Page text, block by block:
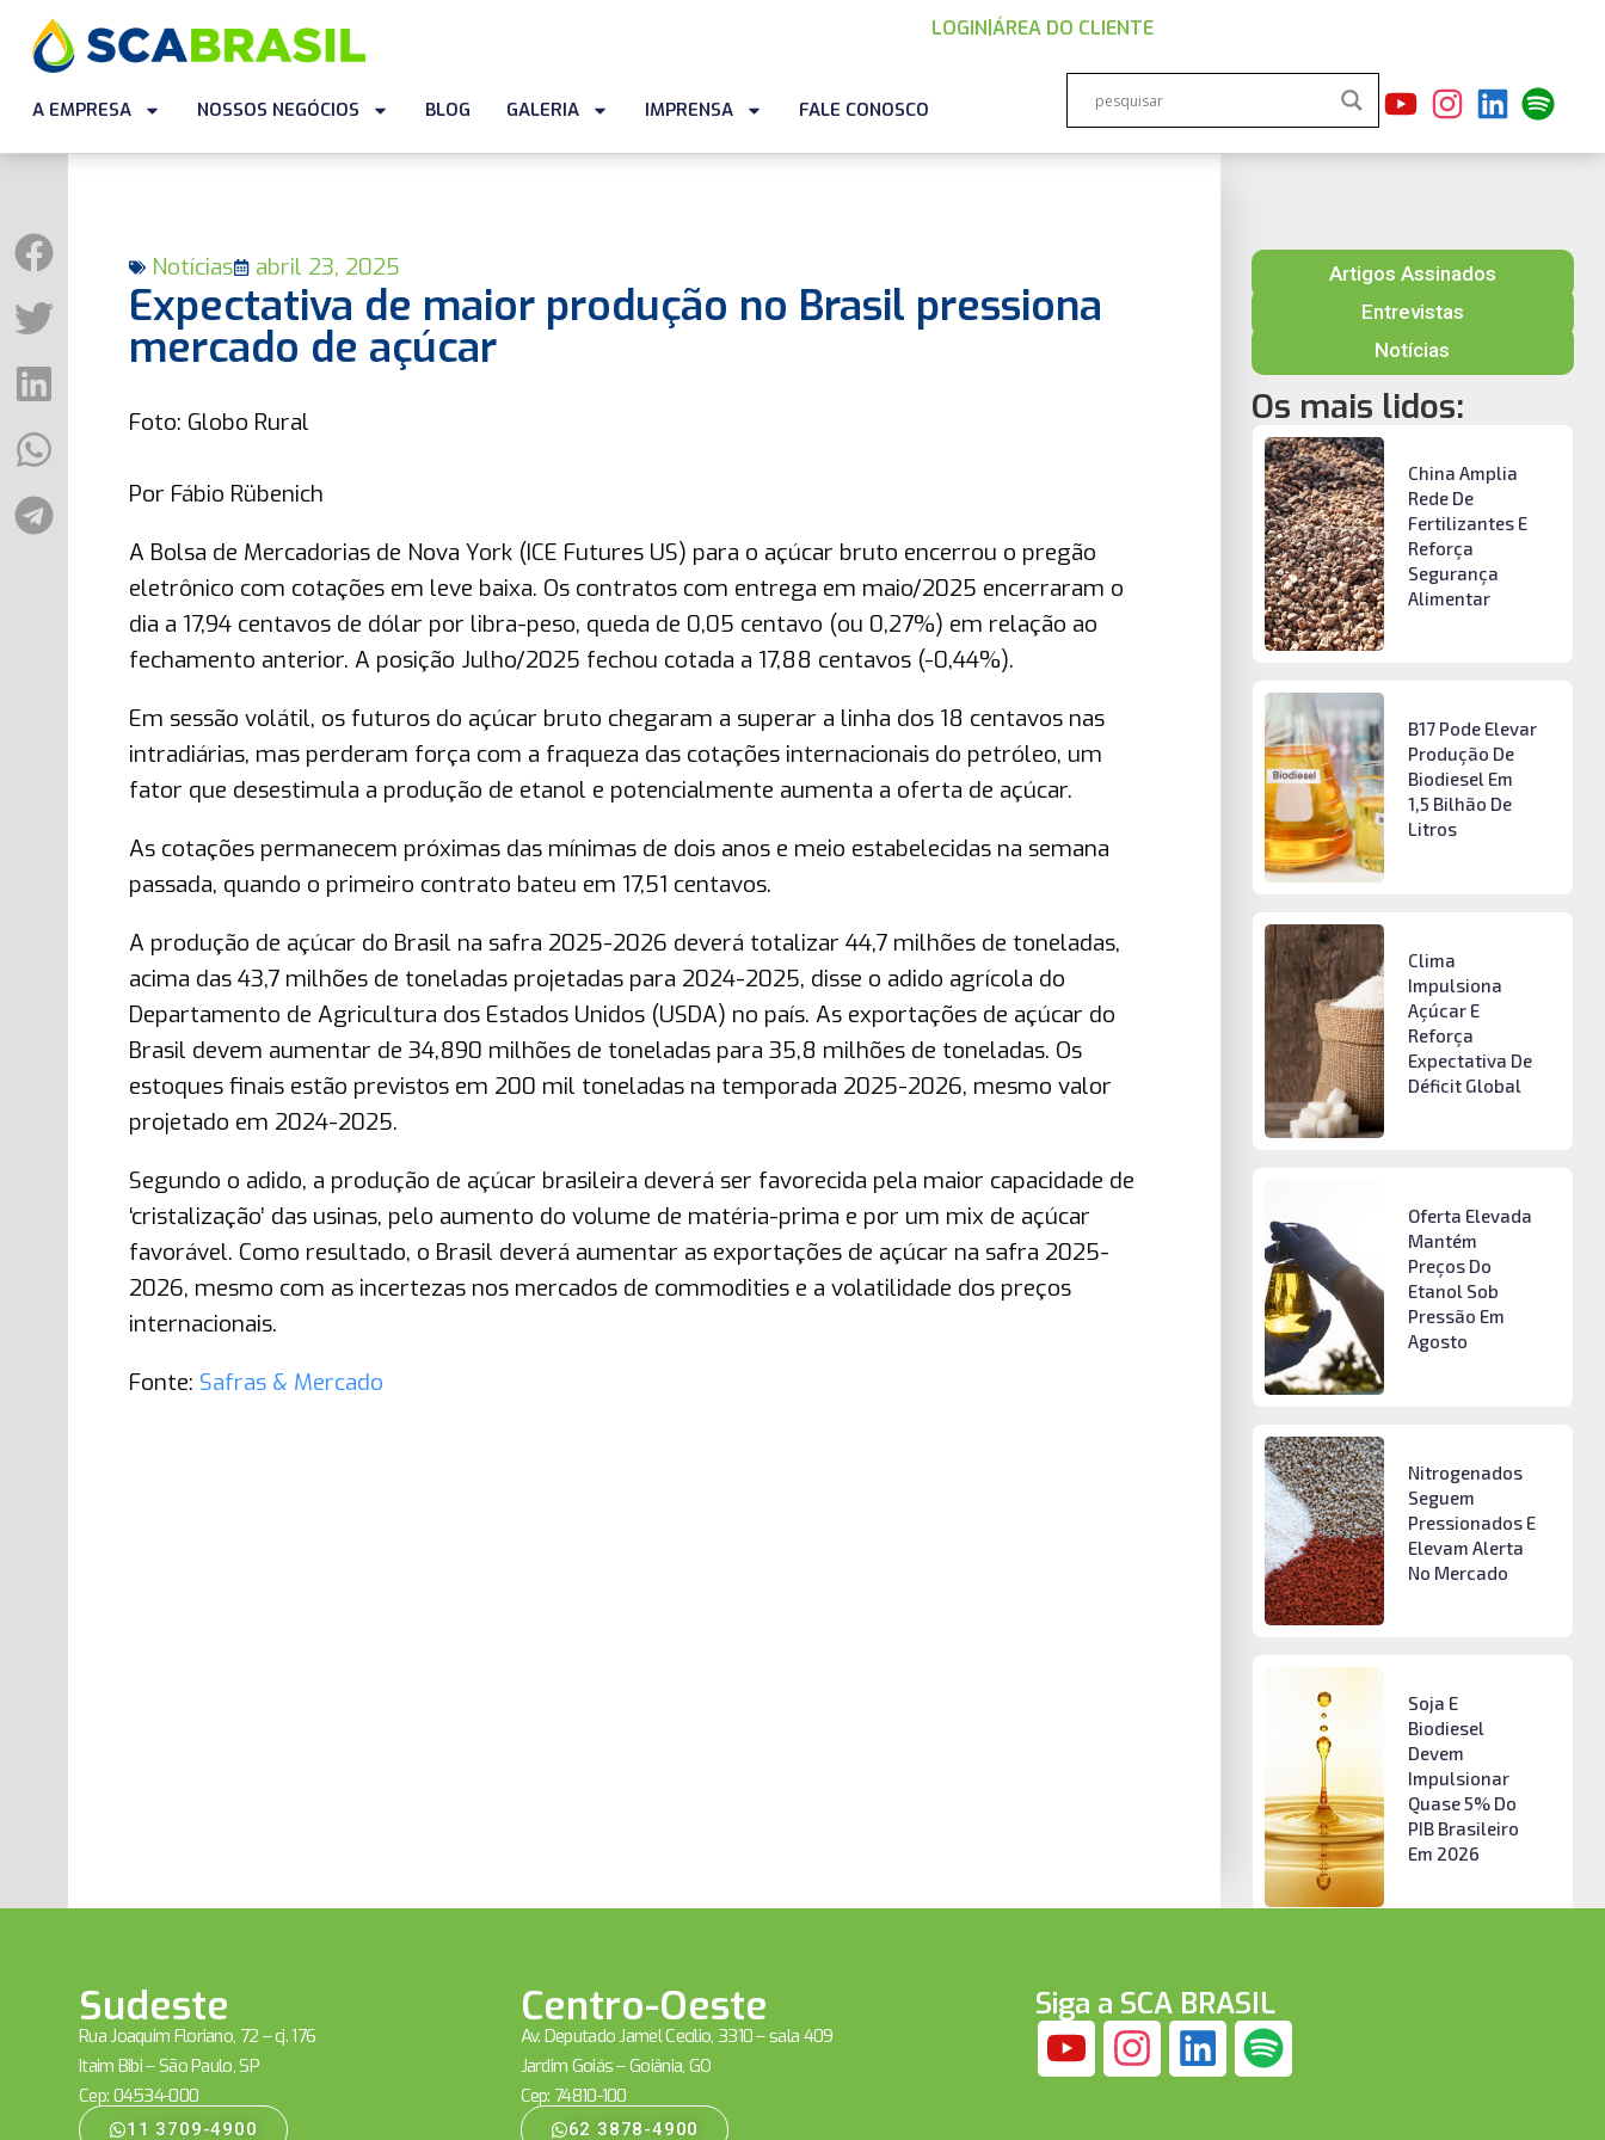
LOGIN |ÁREA DO CLIENTE
A EMPRESA NOSSOS NEGÓCIOS BLOG GALERIA IMPRENSA FALE CONOSCO
Notícias abril 23, 2025
Expectativa de maior produção no Brasil pressiona
mercado de açúcar
Foto: Globo Rural
Por Fábio Rübenich
A Bolsa de Mercadorias de Nova York (ICE Futures US) para o açúcar bruto encerrou o pregão
eletrônico com cotações em leve baixa. Os contratos com entrega em maio/2025 encerraram o
dia a 17,94 centavos de dólar por libra-peso, queda de 0,05 centavo (ou 0,27%) em relação ao
fechamento anterior. A posição Julho/2025 fechou cotada a 17,88 centavos (-0,44%).
Em sessão volátil, os futuros do açúcar bruto chegaram a superar a linha dos 18 centavos nas
intradiárias, mas perderam força com a fraqueza das cotações internacionais do petróleo, um
fator que desestimula a produção de etanol e potencialmente aumenta a oferta de açúcar.
As cotações permanecem próximas das mínimas de dois anos e meio estabelecidas na semana
passada, quando o primeiro contrato bateu em 17,51 centavos.
A produção de açúcar do Brasil na safra 2025-2026 deverá totalizar 44,7 milhões de toneladas,
acima das 43,7 milhões de toneladas projetadas para 2024-2025, disse o adido agrícola do
Departamento de Agricultura dos Estados Unidos (USDA) no país. As exportações de açúcar do
Brasil devem aumentar de 34,890 milhões de toneladas para 35,8 milhões de toneladas. Os
estoques finais estão previstos em 200 mil toneladas na temporada 2025-2026, mesmo valor
projetado em 2024-2025.
Segundo o adido, a produção de açúcar brasileira deverá ser favorecida pela maior capacidade de
‘cristalização’ das usinas, pelo aumento do volume de matéria-prima e por um mix de açúcar
favorável. Como resultado, o Brasil deverá aumentar as exportações de açúcar na safra 2025-
2026, mesmo com as incertezas nos mercados de commodities e a volatilidade dos preços
internacionais.
Fonte: Safras & Mercado
Artigos Assinados
Entrevistas
Notícias
Os mais lidos:
China Amplia
Rede De
Fertilizantes E
Reforça
Segurança
Alimentar
B17 Pode Elevar
Produção De
Biodiesel Em
1,5 Bilhão De
Litros
Clima
Impulsiona
Açúcar E
Reforça
Expectativa De
Déficit Global
Oferta Elevada
Mantém
Preços Do
Etanol Sob
Pressão Em
Agosto
Nitrogenados
Seguem
Pressionados E
Elevam Alerta
No Mercado
Soja E
Biodiesel
Devem
Impulsionar
Quase 5% Do
PIB Brasileiro
Em 2026
Sudeste
Rua Joaquim Floriano, 72 – cj. 176
Itaim Bibi – São Paulo, SP
Cep: 04534-000
11 3709-4900
Centro-Oeste
Av. Deputado Jamel Cecílio, 3310 – sala 409
Jardim Goiás – Goiânia, GO
Cep: 74810-100
62 3878-4900
Siga a SCA BRASIL